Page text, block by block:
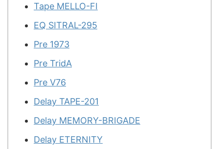
Tape MELLO-FI
EQ SITRAL-295
Pre 1973
Pre TridA
Pre V76
Delay TAPE-201
Delay MEMORY-BRIGADE
Delay ETERNITY